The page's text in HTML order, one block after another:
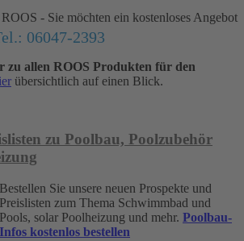
- Sie möchten ein kostenloses Angebot
06047-2393
zu allen ROOS Produkten für den
übersichtlich auf einen Blick.
zu Poolbau, Poolzubehör
Bestellen Sie unsere neuen Prospekte und
Preislisten zum Thema Schwimmbad und
Pools, solar Poolheizung und mehr. Poolbau-
Infos kostenlos bestellen